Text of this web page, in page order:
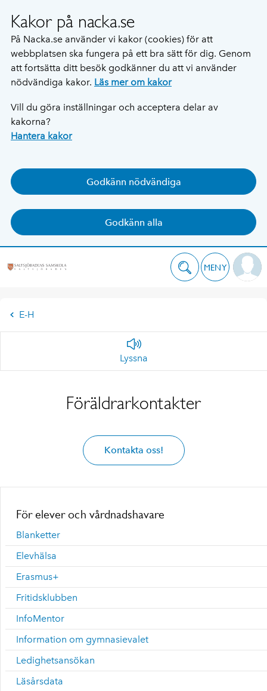
Kakor på nacka.se
På Nacka.se använder vi kakor (cookies) för att
webbplatsen ska fungera på ett bra sätt för dig. Genom
att fortsätta ditt besök godkänner du att vi använder
nödvändiga kakor. Läs mer om kakor
Vill du göra inställningar och acceptera delar av
kakorna?
Hantera kakor
Godkänn nödvändiga
Godkänn alla
MENY
E-H
Lyssna
Föräldrarkontakter
Kontakta oss!
För elever och vårdnadshavare
Blanketter
Elevhälsa
Erasmus+
Fritidsklubben
InfoMentor
Information om gymnasievalet
Ledighetsansökan
Läsårsdata